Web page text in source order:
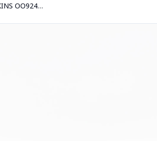
OAKLEY FROGSKINS OO9245-7554